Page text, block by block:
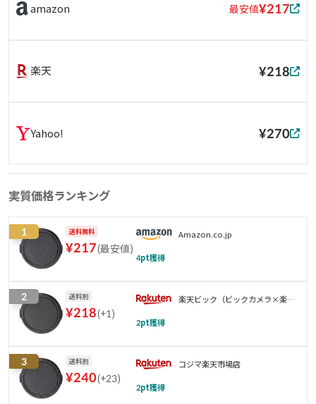
amazon 最安値¥217
楽天 ¥218
Yahoo! ¥270
実質価格ランキング
1 送料無料
¥217(最安値)
Amazon.co.jp
4pt獲得
2 送料別
¥218(+1)
楽天ビック（ビックカメラ×楽
2pt獲得
3 送料別
¥240(+23)
コジマ楽天市場店
2pt獲得